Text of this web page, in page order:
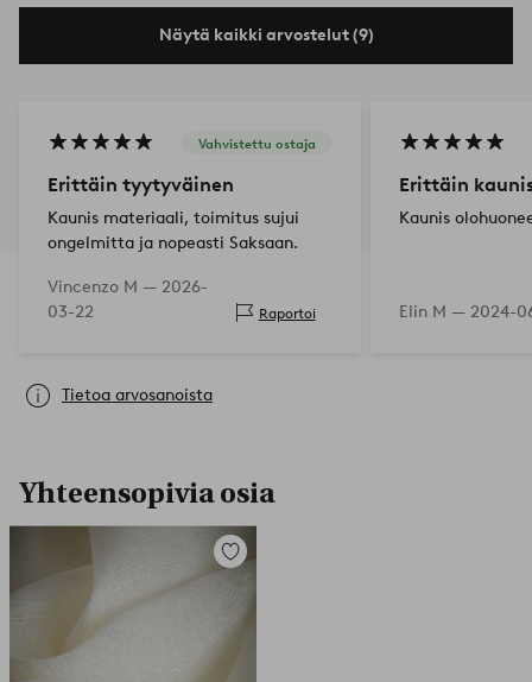
Näytä kaikki arvostelut (9)
Vahvistettu ostaja
Erittäin tyytyväinen
Kaunis materiaali, toimitus sujui
ongelmitta ja nopeasti Saksaan.
Vincenzo M — 2026-
03-22
Raportoi
Erittäin
Kaunis
Elin M — 2024-
Tietoa arvosanoista
Yhteensopivia osia
Lisää
suosikkeihin